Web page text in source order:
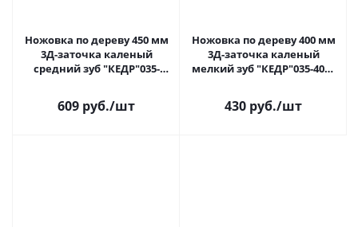
Ножовка по дереву 450 мм
3Д-заточка каленый
средний зуб "КЕДР"035-
609 руб./шт
Ножовка по дереву 400 мм
3Д-заточка каленый
мелкий зуб "КЕДР"035-4009
430 руб./шт